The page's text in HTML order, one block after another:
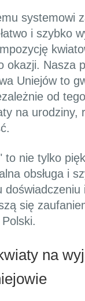
systemowi
i szybko
okazji. Nasza
Uniejów to
od
na urodziny,
to nie tylko
obsługa i
doświadczeniu
się
na